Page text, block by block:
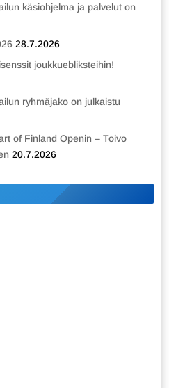
käsiohjelma ja palvelut on
28.7.2026
joukkuebliksteihin!
ryhmäjako on julkaistu
of Finland Openin – Toivo
20.7.2026